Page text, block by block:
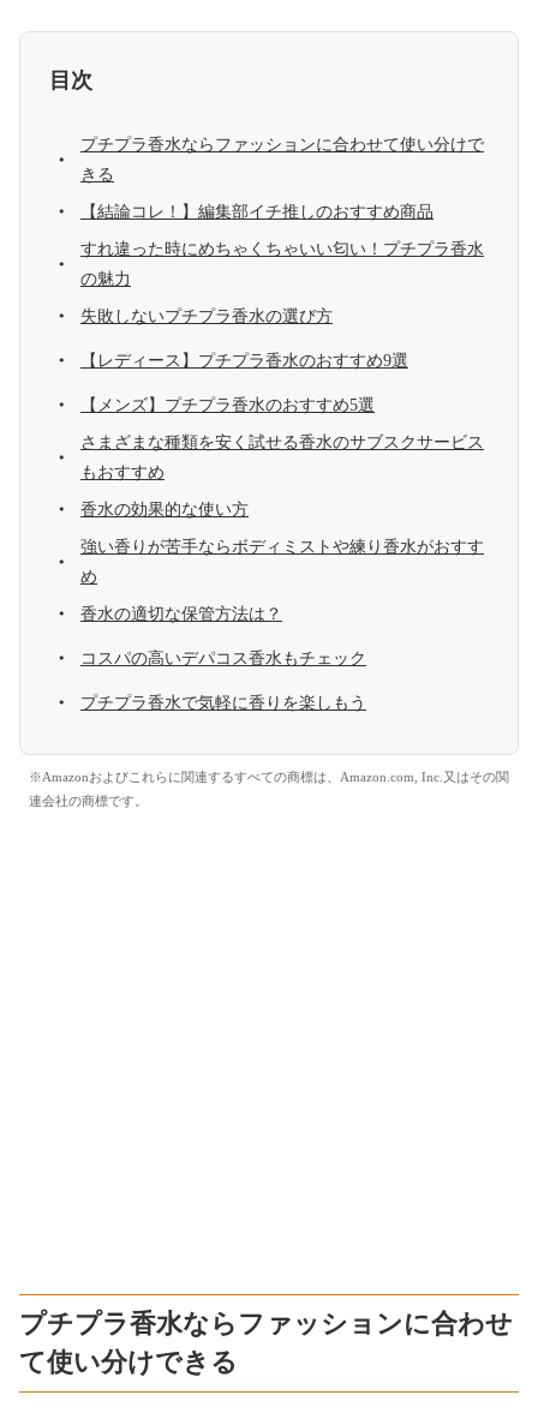
目次
プチプラ香水ならファッションに合わせて使い分けで
きる
【結論コレ！】編集部イチ推しのおすすめ商品
すれ違った時にめちゃくちゃいい匂い！プチプラ香水
の魅力
失敗しないプチプラ香水の選び方
【レディース】プチプラ香水のおすすめ9選
【メンズ】プチプラ香水のおすすめ5選
さまざまな種類を安く試せる香水のサブスクサービス
もおすすめ
香水の効果的な使い方
強い香りが苦手ならボディミストや練り香水がおすす
め
香水の適切な保管方法は？
コスパの高いデパコス香水もチェック
プチプラ香水で気軽に香りを楽しもう
※Amazonおよびこれらに関連するすべての商標は、Amazon.com, Inc.又はその関
連会社の商標です。
プチプラ香水ならファッションに合わせ
て使い分けできる